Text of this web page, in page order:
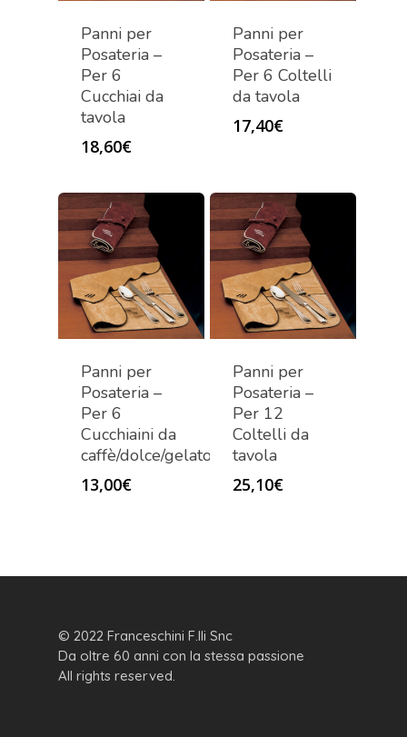
Panni per
Posateria –
Per 6
Cucchiai da
tavola
18,60€
Panni per
Posateria –
Per 6 Coltelli
da tavola
17,40€
Panni per
Posateria –
Per 6
Cucchiaini da
caffè/dolce/gelato
13,00€
Panni per
Posateria –
Per 12
Coltelli da
tavola
25,10€
© 2022 Franceschini F.lli Snc
Da oltre 60 anni con la stessa passione
All rights reserved.